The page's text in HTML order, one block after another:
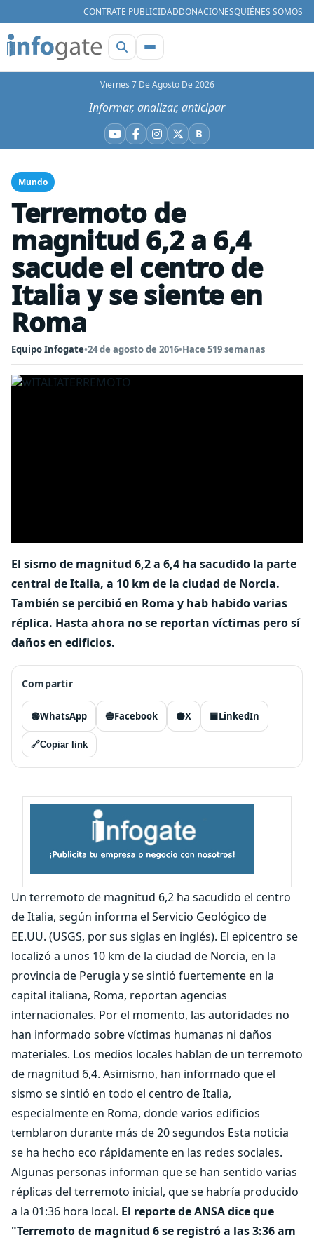
CONTRATE PUBLICIDADDONACIONESQUIÉNES SOMOS
Viernes 7 De Agosto De 2026
Informar, analizar, anticipar
YouTube
Facebook
Instagram
X BBluesky
Mundo
Terremoto de
magnitud 6,2 a 6,4
sacude el centro de
Italia y se siente en
Roma
Equipo Infogate•24 de agosto de 2016•Hace 519 semanas
El sismo de magnitud 6,2 a 6,4 ha sacudido la parte
central de Italia, a 10 km de la ciudad de Norcia.
También se percibió en Roma y hab habido varias
réplica. Hasta ahora no se reportan víctimas pero sí
daños en edificios.
Compartir
🟢WhatsApp 🔵Facebook ⚫X 🟦LinkedIn
🔗Copiar link
Un terremoto de magnitud 6,2 ha sacudido el centro
de Italia, según informa el Servicio Geológico de
EE.UU. (USGS, por sus siglas en inglés). El epicentro se
localizó a unos 10 km de la ciudad de Norcia, en la
provincia de Perugia y se sintió fuertemente en la
capital italiana, Roma, reportan agencias
internacionales. Por el momento, las autoridades no
han informado sobre víctimas humanas ni daños
materiales. Los medios locales hablan de un terremoto
de magnitud 6,4. Asimismo, han informado que el
sismo se sintió en todo el centro de Italia,
especialmente en Roma, donde varios edificios
temblaron durante más de 20 segundos Esta noticia
se ha hecho eco rápidamente en las redes sociales.
Algunas personas informan que se han sentido varias
réplicas del terremoto inicial, que se habría producido
a la 01:36 hora local. El reporte de ANSA dice que
"Terremoto de magnitud 6 se registró a las 3:36 am